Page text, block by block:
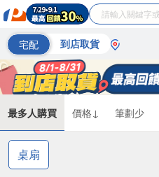
宅配 到店取貨
最多人購買 價格↓ 筆劃少
桌扇